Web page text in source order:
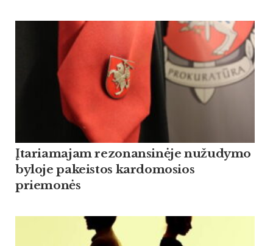
Įtariamajam rezonansinėje nužudymo
byloje pakeistos kardomosios
priemonės